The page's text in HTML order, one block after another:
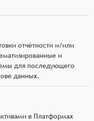
отчётности и/или
и
для последующего
данных.
в Платформах